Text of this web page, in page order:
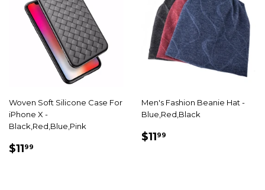
Woven Soft Silicone Case For
iPhone X -
Black,Red,Blue,Pink
PRIX
$1199
Men's Fashion Beanie Hat -
Blue,Red,Black
PRIX
$1199